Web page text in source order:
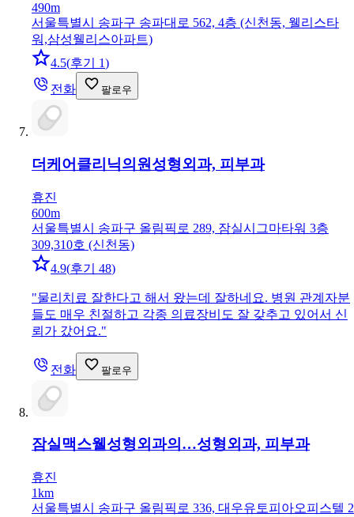
490m
서울특별시 송파구 송파대로 562, 4층 (신천동, 웰리스타
워,삼성웰리스아파트)
4.5(후기 1)
전화
팔로우
더케어클리닉의원 성형외과, 피부과
휴진
600m
서울특별시 송파구 올림픽로 289, 잠실시그마타워 3층
309,310호 (신천동)
4.9(후기 48)
"물리치료 잘한다고 해서 왔는데 잘하네요. 병원 관계자분
들도 매우 친절하고 각종 의료장비도 잘 갖추고 있어서 신
뢰가 갔어요."
전화 팔로우
잠실맥스웰성형외과의…성형외과, 피부과
휴진
1km
서울특별시 송파구 올림픽로 336, 대우유토피아오피스텔 2